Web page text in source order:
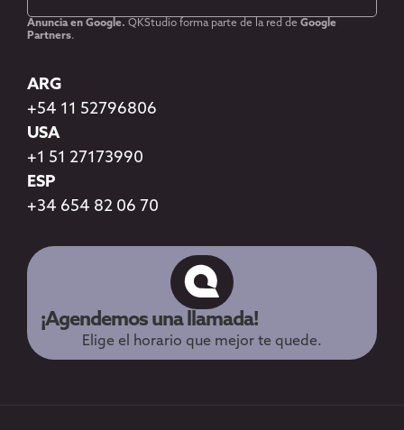
Anuncia en Google. QKStudio forma parte de la red de Google
Partners.
ARG
+54 11 52796806
USA
+1 51 27173990
ESP
+34 654 82 06 70
¡Agendemos una llamada!
Elige el horario que mejor te quede.